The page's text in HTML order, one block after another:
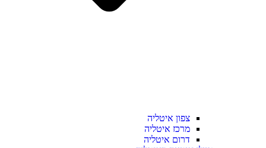
צפון איטליה
מרכז איטליה
דרום איטליה